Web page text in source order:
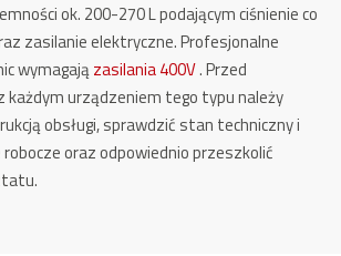
ok. 200-270 L podającym ciśnienie co
zasilanie elektryczne. Profesjonalne
wymagajązasilania 400V. Przed
każdym urządzeniem tego typu należy
obsługi, sprawdzić stan techniczny i
oraz odpowiednio przeszkolić